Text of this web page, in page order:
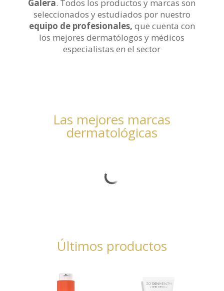
Galera. Todos los productos y marcas son
seleccionados y estudiados por nuestro
equipo de profesionales, que cuenta con
los mejores dermatólogos y médicos
especialistas en el sector
Las mejores marcas
dermatológicas
Últimos productos